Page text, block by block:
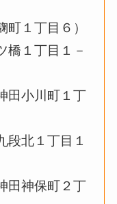
１丁目６）
橋１丁目１－
田小川町１丁
段北１丁目１
田神保町２丁